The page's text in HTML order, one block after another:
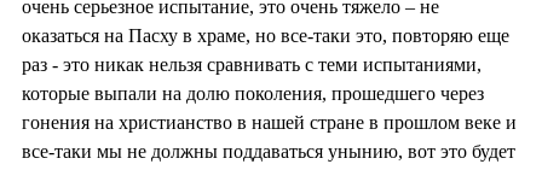
очень серьезное испытание, это очень тяжело – не
оказаться на Пасху в храме, но все-таки это, повторяю еще
раз - это никак нельзя сравнивать с теми испытаниями,
которые выпали на долю поколения, прошедшего через
гонения на христианство в нашей стране в прошлом веке и
все-таки мы не должны поддаваться унынию, вот это будет